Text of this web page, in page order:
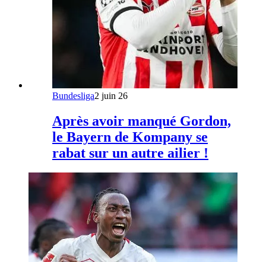
Bundesliga2 juin 26
Après avoir manqué Gordon,
le Bayern de Kompany se
rabat sur un autre ailier !